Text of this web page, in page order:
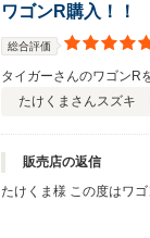
ワゴンR購入！！
総合評価
タイガーさんのワゴンR
たけくまさんスズキ
販売店の返信
たけくま様 この度はワ